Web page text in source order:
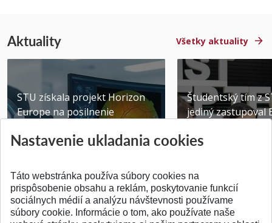
Aktuality Všetky aktuality
STU získala projekt Horizon
Europe na posilnenie
Publikované 31.07.2026
Študentský tím z
jediný zastupoval
Publikované
Nastavenie ukladania cookies
Táto webstránka používa súbory cookies na
prispôsobenie obsahu a reklám, poskytovanie funkcií
sociálnych médií a analýzu návštevnosti používame
súbory cookie. Informácie o tom, ako používate naše